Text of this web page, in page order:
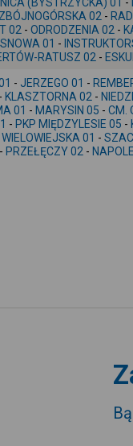
ZBÓJNOGÓRSKA 02 -
02 - ODRODZENIA 02 -
01 -
RATUSZ 02 -
- JERZEGO 01 -
- KLASZTORNA 02 -
01 - MARYSIN 05 - CM.
- PKP MIĘDZYLESIE 05 -
WIELOWIEJSKA 01 -
- PRZEŁĘCZY 02 -